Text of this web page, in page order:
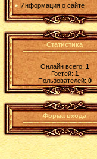
Информация о сайте
Статистика
Онлайн всего:1
Гостей:1
Пользователей: 0
Форма входа